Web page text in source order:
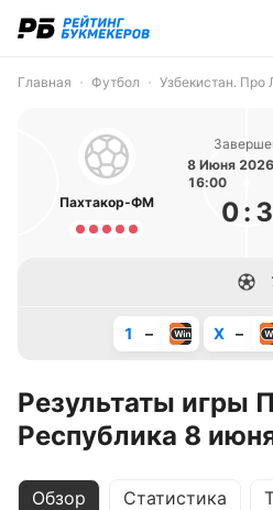
Главная Футбол Узбекистан. Про
Пахтакор-ФМ
8 Июня
16:00
0: 3
1 – X –
Результаты игры
Республика 8
Обзор Статистика